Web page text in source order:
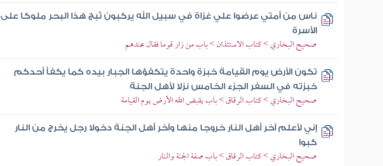
ناس من أمتي عرضوا علي غزاة في سبيل الله يركبون ثبج هذا البحر ملوكا على
الأسرة
صحيح البخاري > كتاب الاستئذان > باب من زار قوما فقال عندهم
تكون الأرض يوم القيامة خبزة واحدة يتكفؤها الجبار بيده كما يكفأ أحدكم
خبزته في السفر الجزء الخامس نزلا لأهل الجنة
صحيح البخاري > كتاب الرقاق > باب يقبض الله الأرض يوم القيامة
إني لأعلم آخر أهل النار خروجا منها وآخر أهل الجنة دخولا رجل يخرج من النار
كبوا
صحيح البخاري > كتاب الرقاق > باب صفة الجنة والنار